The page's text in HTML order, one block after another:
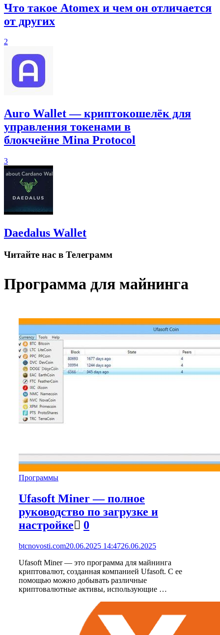
Что такое Atomex и чем он отличается
от других
2
Auro Wallet — криптокошелёк для
управления токенами в
блокчейне Mina Protocol
3
Daedalus Wallet
Читайте нас в Телеграмм
Программа для майнинга
Программы
Ufasoft Miner — полное
руководство по загрузке и
настройке
0
btcnovosti.com20.06.2025 14:4726.06.2025
Ufasoft Miner — это программа для майнинга
криптовалют, созданная компанией Ufasoft. С ее
помощью можно добывать различные
криптовалютные активы, использующие …